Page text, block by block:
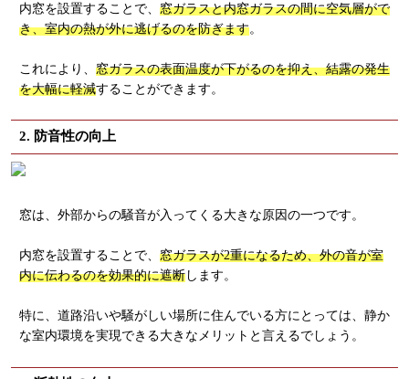
内窓を設置することで、 窓ガラスと内窓ガラスの間に空気層がで
き、室内の熱が外に逃げるのを防ぎます。
これにより、 窓ガラスの表面温度が下がるのを抑え、結露の発生
を大幅に軽減することができます。
2. 防音性の向上
窓は、外部からの騒音が入ってくる大きな原因の一つです。
内窓を設置することで、 窓ガラスが2重になるため、外の音が室
内に伝わるのを効果的に遮断します。
特に、道路沿いや騒がしい場所に住んでいる方にとっては、静か
な室内環境を実現できる大きなメリットと言えるでしょう。